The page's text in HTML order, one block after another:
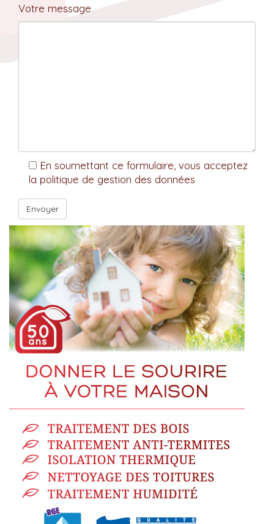
Votre message
En soumettant ce formulaire, vous acceptez
la politique de gestion des données